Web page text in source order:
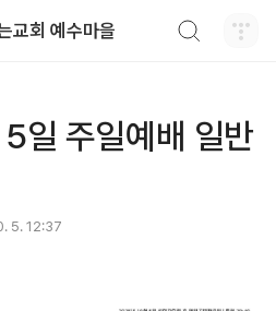
교회 예수마을
일 주일예배 일반
5. 12:37